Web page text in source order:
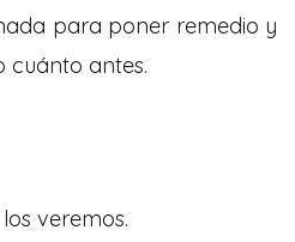
para poner remedio y
cuánto antes.
veremos.